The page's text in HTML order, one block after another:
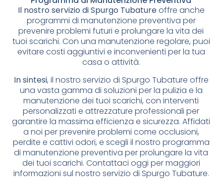
Il nostro servizio di Spurgo Tubatureoffre anche
programmi di manutenzione preventiva per
prevenire problemi futuri e prolungare la vita dei
tuoi scarichi. Con una manutenzione regolare, puoi
evitare costi aggiuntivi e inconvenienti per la tua
casa o attività.
In sintesi, il nostro servizio di Spurgo Tubature offre
una vasta gamma di soluzioni per la pulizia e la
manutenzione dei tuoi scarichi, con interventi
personalizzati e attrezzature professionali per
garantire la massima efficienza e sicurezza. Affidati
a noi per prevenire problemi come occlusioni,
perdite e cattivi odori, e scegli il nostro programma
di manutenzione preventiva per prolungare la vita
dei tuoi scarichi. Contattaci oggi per maggiori
informazioni sul nostro servizio di Spurgo Tubature.